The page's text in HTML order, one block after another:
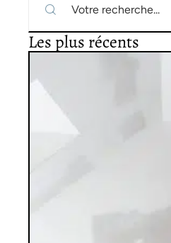
Les plus récents